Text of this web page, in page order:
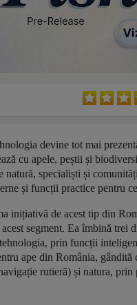
devine tot mai
cu apele, peștii și
natură, specialiști și
și funcții practice pentru
inițiativă de acest tip din
segment. Ea îmbină trei
prin funcții
ape din România,
rutieră) și natura,